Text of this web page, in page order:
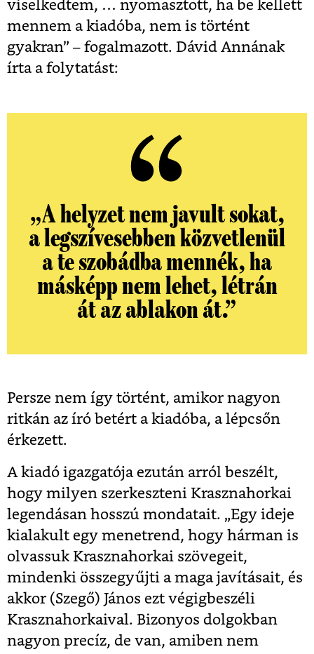
viselkedtem, … nyomasztott, ha be kellett
mennem a kiadóba, nem is történt
gyakran” – fogalmazott. Dávid Annának
írta a folytatást:
„A helyzet nem javult sokat,
a legszívesebben közvetlenül
a te szobádba mennék, ha
másképp nem lehet, létrán
át az ablakon át.”
Persze nem így történt, amikor nagyon
ritkán az író betért a kiadóba, a lépcsőn
érkezett.
A kiadó igazgatója ezután arról beszélt,
hogy milyen szerkeszteni Krasznahorkai
legendásan hosszú mondatait. „Egy ideje
kialakult egy menetrend, hogy hárman is
olvassuk Krasznahorkai szövegeit,
mindenki összegyűjti a maga javításait, és
akkor (Szegő) János ezt végigbeszéli
Krasznahorkaival. Bizonyos dolgokban
nagyon precíz, de van, amiben nem